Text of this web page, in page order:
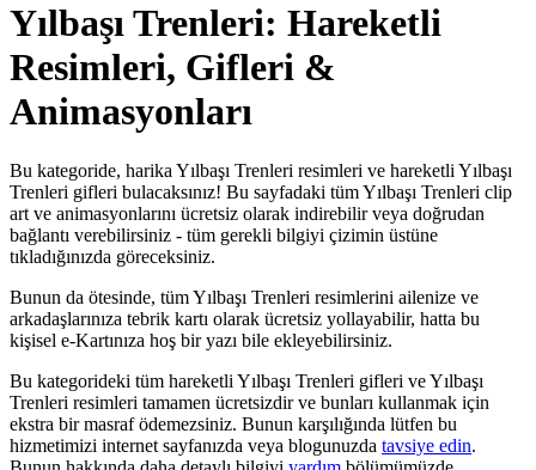
Yılbaşı Trenleri: Hareketli
Resimleri, Gifleri &
Animasyonları
Bu kategoride, harika Yılbaşı Trenleri resimleri ve hareketli Yılbaşı
Trenleri gifleri bulacaksınız! Bu sayfadaki tüm Yılbaşı Trenleri clip
art ve animasyonlarını ücretsiz olarak indirebilir veya doğrudan
bağlantı verebilirsiniz - tüm gerekli bilgiyi çizimin üstüne
tıkladığınızda göreceksiniz.
Bunun da ötesinde, tüm Yılbaşı Trenleri resimlerini ailenize ve
arkadaşlarınıza tebrik kartı olarak ücretsiz yollayabilir, hatta bu
kişisel e-Kartınıza hoş bir yazı bile ekleyebilirsiniz.
Bu kategorideki tüm hareketli Yılbaşı Trenleri gifleri ve Yılbaşı
Trenleri resimleri tamamen ücretsizdir ve bunları kullanmak için
ekstra bir masraf ödemezsiniz. Bunun karşılığında lütfen bu
hizmetimizi internet sayfanızda veya blogunuzda tavsiye edin.